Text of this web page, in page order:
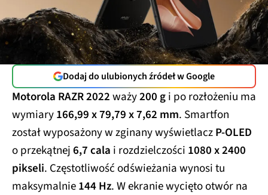
Dodaj do ulubionych źródeł w Google
Motorola RAZR 2022waży200 gi po rozłożeniu ma
wymiary166,99 x 79,79 x 7,62 mm. Smartfon
został wyposażony w zginany wyświetlaczP-OLED
o przekątnej6,7 cala i rozdzielczości 1080 x 2400
pikseli. Częstotliwość odświeżania wynosi tu
maksymalnie144 Hz. W ekranie wycięto otwór na